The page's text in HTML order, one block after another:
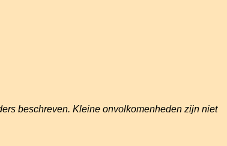
beschreven. Kleine onvolkomenheden zijn niet